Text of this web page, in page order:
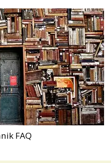
FAQ